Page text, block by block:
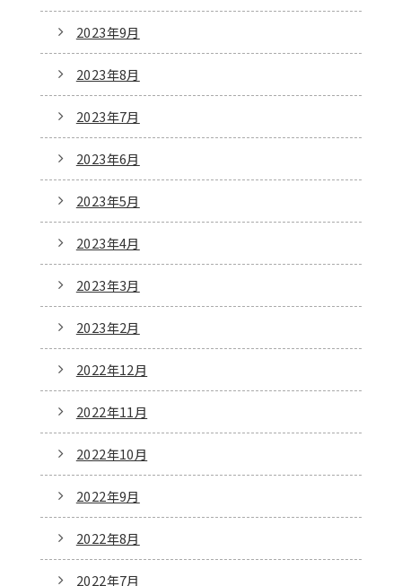
2023年9月
2023年8月
2023年7月
2023年6月
2023年5月
2023年4月
2023年3月
2023年2月
2022年12月
2022年11月
2022年10月
2022年9月
2022年8月
2022年7月